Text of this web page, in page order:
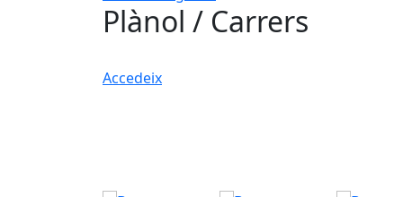
Plànol / Carrers
Accedeix